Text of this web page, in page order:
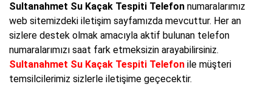
Sultanahmet Su Kaçak Tespiti Telefon numaralarımız
web sitemizdeki iletişim sayfamızda mevcuttur. Her an
sizlere destek olmak amacıyla aktif bulunan telefon
numaralarımızı saat fark etmeksizin arayabilirsiniz.
Sultanahmet Su Kaçak Tespiti Telefon ile müşteri
temsilcilerimiz sizlerle iletişime geçecektir.